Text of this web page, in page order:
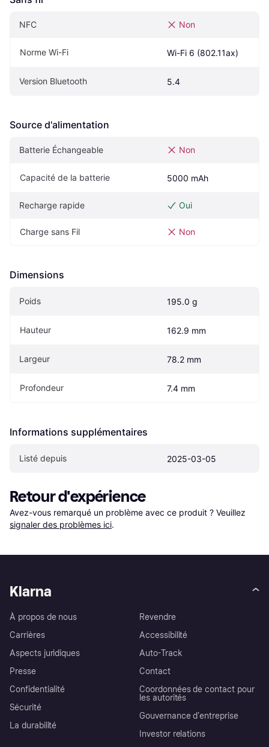
NFC Non
Norme Wi-Fi Wi-Fi 6 (802.11ax)
Version Bluetooth 5.4
Source d'alimentation
Batterie Échangeable Non
Capacité de la batterie 5000 mAh
Recharge rapide Oui
Charge sans Fil Non
Dimensions
Poids 195.0 g
Hauteur 162.9 mm
Largeur 78.2 mm
Profondeur 7.4 mm
Informations supplémentaires
Listé depuis 2025-03-05
Retour d'expérience
Avez-vous remarqué un problème avec ce produit ? Veuillez
signaler des problèmes ici.
Klarna
À propos de nous
Carrières
Aspects juridiques
Presse
Confidentialité
Sécurité
La durabilité
Revendre
Accessibilité
Auto-Track
Contact
Coordonnées de contact pour
les autorités
Gouvernance d’entreprise
Investor relations